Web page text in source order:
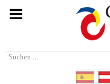
Suchen